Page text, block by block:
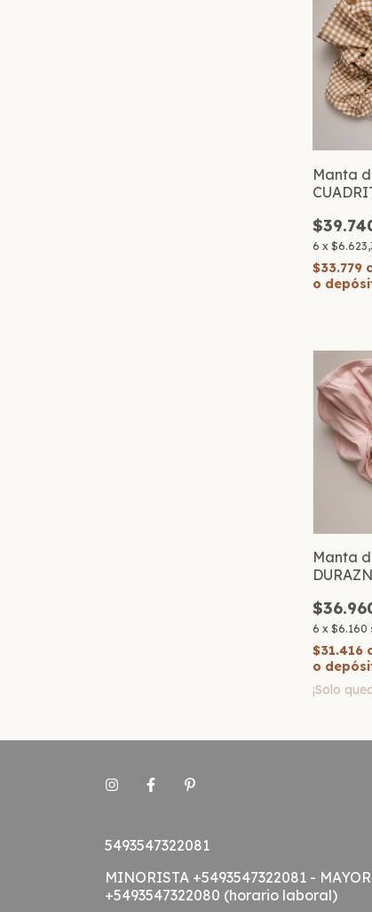
Manta
6 x
$33.779
o
Manta
6 x$6.160
$31.416
o
¡Solo
5493547322081
MINORISTA +5493547322081 -
+5493547322080 (horario laboral)